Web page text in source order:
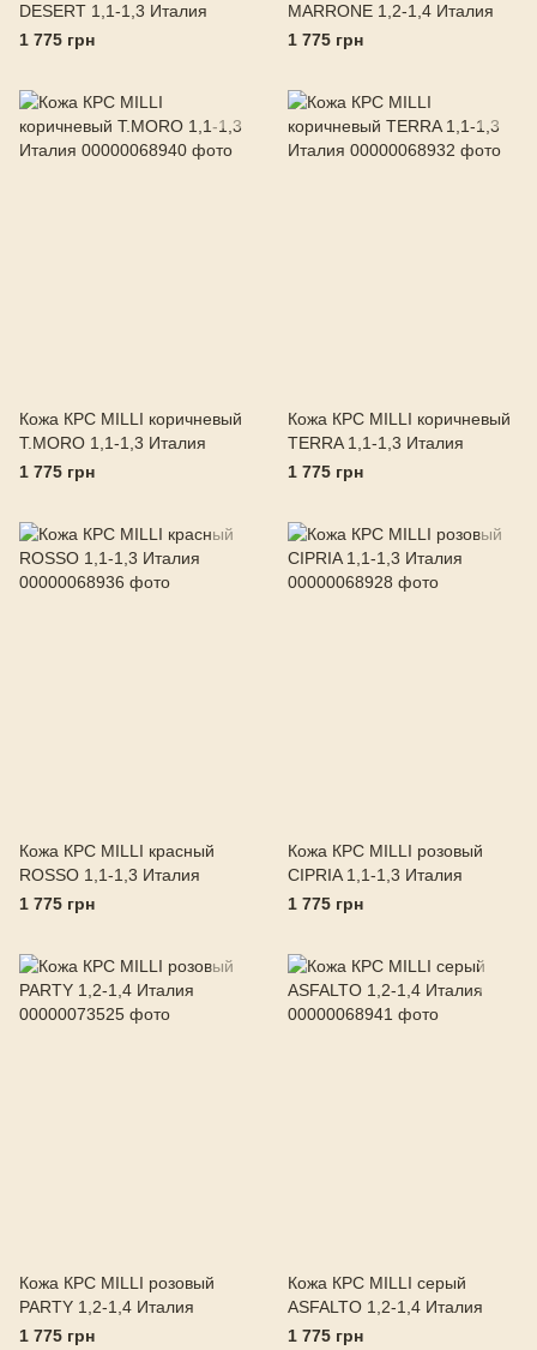
DESERT 1,1-1,3 Италия
1 775 грн
MARRONE 1,2-1,4 Италия
1 775 грн
Кожа КРС MILLI коричневый
T.MORO 1,1-1,3 Италия
1 775 грн
Кожа КРС MILLI коричневый
TERRA 1,1-1,3 Италия
1 775 грн
Кожа КРС MILLI красный
ROSSO 1,1-1,3 Италия
1 775 грн
Кожа КРС MILLI розовый
CIPRIA 1,1-1,3 Италия
1 775 грн
Кожа КРС MILLI розовый
PARTY 1,2-1,4 Италия
1 775 грн
Кожа КРС MILLI серый
ASFALTO 1,2-1,4 Италия
1 775 грн